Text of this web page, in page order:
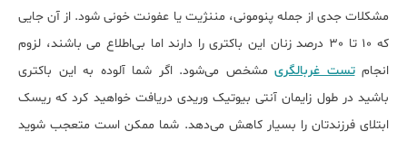
مشکلات جدی از جمله پنومونی، مننژیت یا عفونت خونی شود. از آن جایی
که 10 تا 30 درصد زنان این باکتری را دارند اما بی‌اطلاع می باشند، لزوم
انجامتست غربالگری مشخص می‌شود. اگر شما آلوده به این باکتری
باشید در طول زایمان آنتی بیوتیک وریدی دریافت خواهید کرد که ریسک
ابتلای فرزندتان را بسیار کاهش می‌دهد. شما ممکن است متعجب شوید